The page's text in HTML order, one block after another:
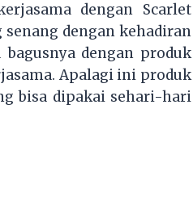
dengan Scarlet
dengan kehadiran
dengan produk
Apalagi ini produk
bisa dipakai sehari-hari